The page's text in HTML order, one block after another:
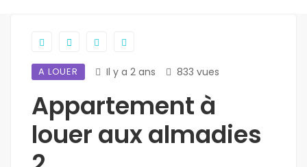
A LOUER Il y a 2 ans 833 vues
Appartement à
louer aux almadies